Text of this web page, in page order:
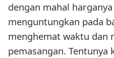
dengan mahal
menguntungkan pada
menghemat waktu dan
pemasangan. Tentunya